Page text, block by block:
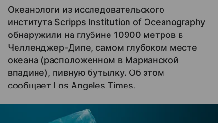
Океанологи из исследовательского
института Scripps Institution of Oceanography
обнаружили на глубине 10900 метров в
Челленджер-Дипе, самом глубоком месте
океана (расположенном в Марианской
впадине), пивную бутылку. Об этом
сообщает Los Angeles Times.